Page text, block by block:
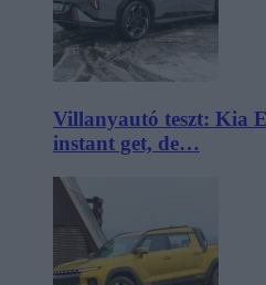
Villanyautó teszt: Kia
instant get, de…